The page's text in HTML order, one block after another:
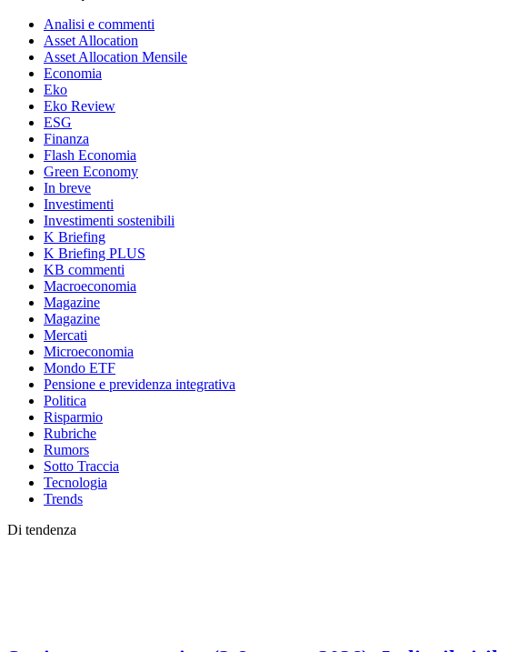
Analisi e commenti
Asset Allocation
Asset Allocation Mensile
Economia
Eko
Eko Review
ESG
Finanza
Flash Economia
Green Economy
In breve
Investimenti
Investimenti sostenibili
K Briefing
K Briefing PLUS
KB commenti
Macroeconomia
Magazine
Magazine
Mercati
Microeconomia
Mondo ETF
Pensione e previdenza integrativa
Politica
Risparmio
Rubriche
Rumors
Sotto Traccia
Tecnologia
Trends
Di tendenza